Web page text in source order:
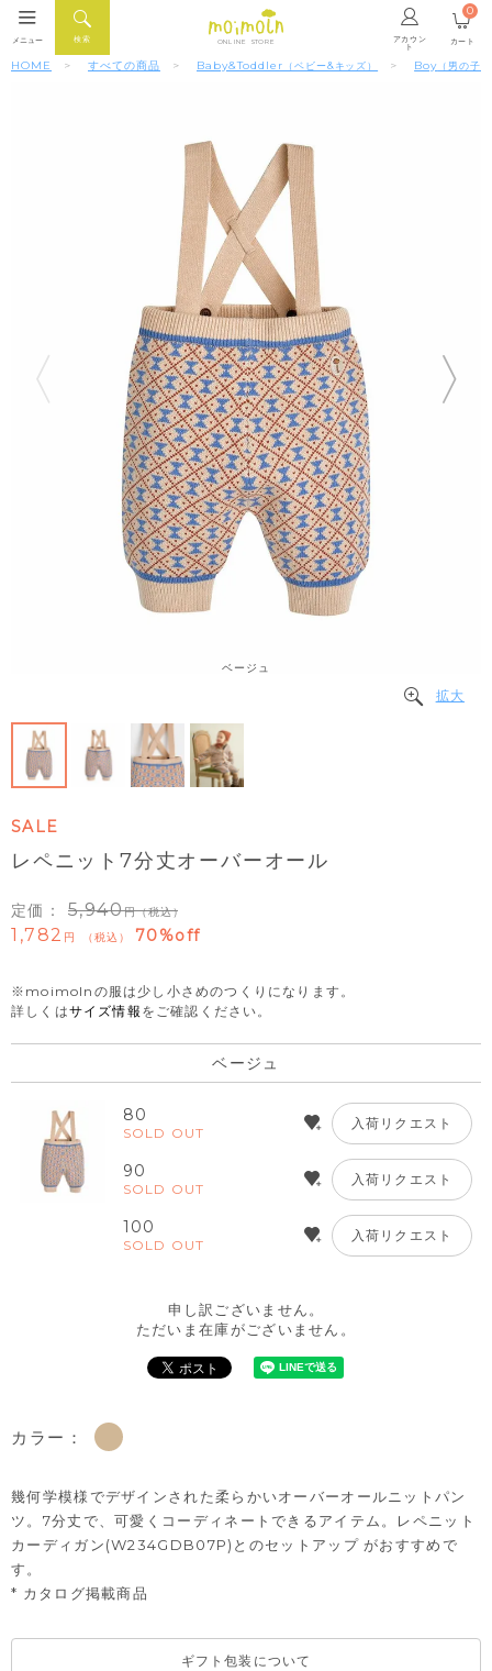
ONLINE STORE アカウン
ト
検索
メニュー カート
0
HOME すべての商品 Baby&Toddler （ベビー&キッズ） Boy （男の子）
ベージュ
拡大
SALE
レペニット7分丈オーバーオール
定価： 5,940 （税込）
1,782 税込 70%off
※moimolnの服は少し小さめのつくりになります。
詳しくはサイズ情報 をご確認ください。
ベージュ
80
SOLD OUT
入荷リクエスト
90
SOLD OUT
入荷リクエスト
100
SOLD OUT
入荷リクエスト
申し訳ございません。
ただいま在庫がございません。
カラー：
幾何学模様でデザインされた柔らかいオーバーオールニットパン
ツ。7分丈で、可愛くコーディネートできるアイテム。レペニット
カーディガン(W234GDB07P) とのセットアップ がおすすめで
す。
* カタログ掲載商品
ギフト包装について